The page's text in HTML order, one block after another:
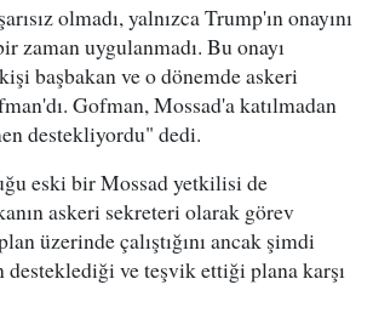
olmadı, yalnızca Trump'ın onayını
zaman uygulanmadı. Bu onayı
başbakan ve o dönemde askeri
Gofman, Mossad'a katılmadan
destekliyordu" dedi.
eski bir Mossad yetkilisi de
askeri sekreteri olarak görev
üzerinde çalıştığını ancak şimdi
ve teşvik ettiği plana karşı